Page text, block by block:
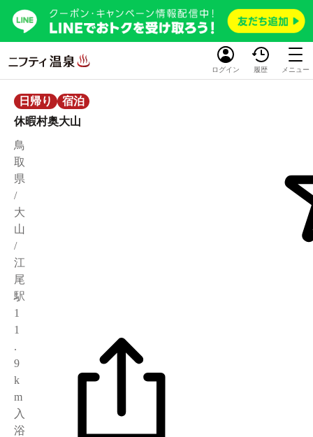
ログイン 履歴 メニュー
日帰り
宿泊
休暇村奥大山
鳥
取
県
/
大
山
/
江
尾
駅
1
1
.
9
k
m
入
浴